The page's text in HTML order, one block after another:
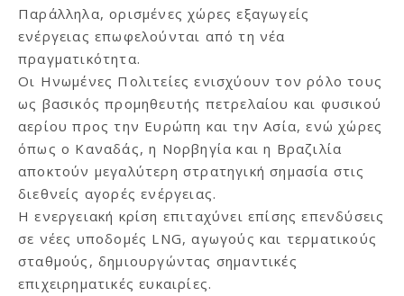
Παράλληλα, ορισμένες χώρες εξαγωγείς
ενέργειας επωφελούνται από τη νέα
πραγματικότητα.
Οι Ηνωμένες Πολιτείες ενισχύουν τον ρόλο τους
ως βασικός προμηθευτής πετρελαίου και φυσικού
αερίου προς την Ευρώπη και την Ασία, ενώ χώρες
όπως ο Καναδάς, η Νορβηγία και η Βραζιλία
αποκτούν μεγαλύτερη στρατηγική σημασία στις
διεθνείς αγορές ενέργειας.
Η ενεργειακή κρίση επιταχύνει επίσης επενδύσεις
σε νέες υποδομές LNG, αγωγούς και τερματικούς
σταθμούς, δημιουργώντας σημαντικές
επιχειρηματικές ευκαιρίες.